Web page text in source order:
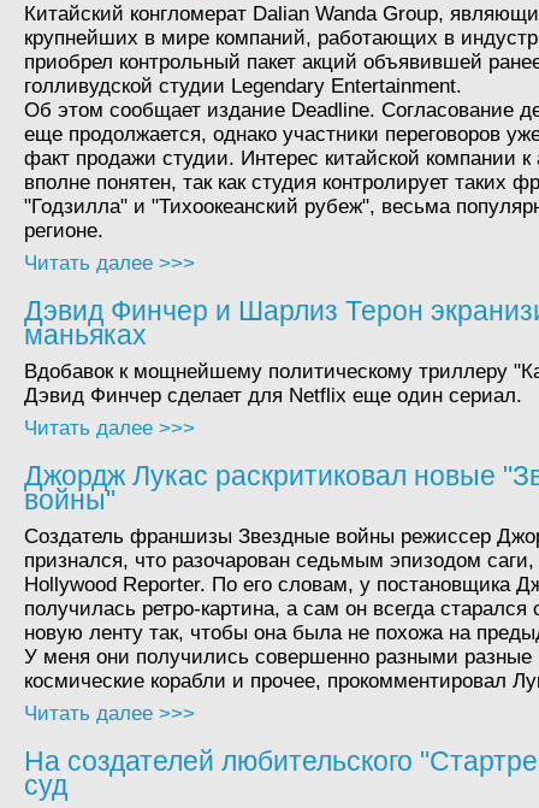
Китайский конгломерат Dalian Wanda Group,
крупнейших в мире компаний, работающих в
приобрел контрольный пакет акций объявившей
голливудской студии Legendary Entertainment.
Об этом сообщает издание Deadline. Согласование
еще продолжается, однако участники переговоров
факт продажи студии. Интерес китайской компании к
вполне понятен, так как студия контролирует таких
"Годзилла" и "Тихоокеанский рубеж", весьма
регионе.
Читать далее >>>
Дэвид Финчер и Шарлиз Терон
маньяках
Вдобавок к мощнейшему политическому триллеру
Дэвид Финчер сделает для Netflix еще один сериал.
Читать далее >>>
Джордж Лукас раскритиковал новые
войны"
Создатель франшизы Звездные войны режиссер
признался, что разочарован седьмым эпизодом саги,
Hollywood Reporter. По его словам, у постановщика
получилась ретро-картина, а сам он всегда старался
новую ленту так, чтобы она была не похожа на
У меня они получились совершенно разными разные
космические корабли и прочее, прокомментировал
Читать далее >>>
На создателей любительского
суд